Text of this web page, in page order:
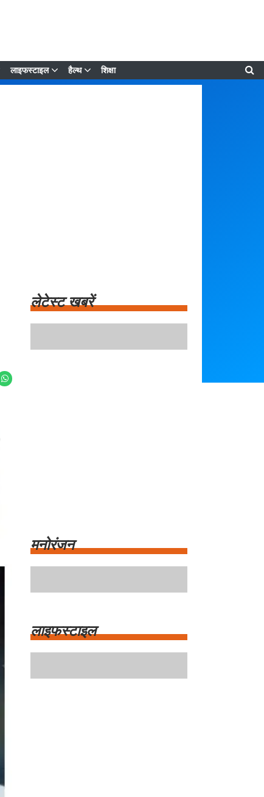
लाइफस्टाइल हैल्थ शिक्षा
लेटेस्ट खबरें